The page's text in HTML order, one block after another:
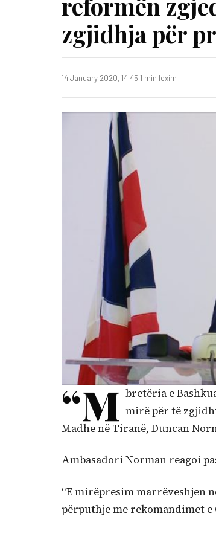
zgjidhja për
14 January 2020, 14:45·1 min lexim
“M bretëria e
mirë për të
Madhe në Tiranë, Duncan
Ambasadori Norman reagoi
“E mirëpresim marrëveshjen
përputhje me rekomandimet e